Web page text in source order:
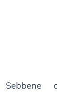
Sebbene